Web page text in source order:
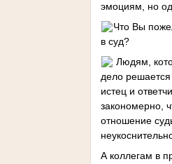
эмоциям, но
Что Вы
в суд?
Людям,
дело
истец и
закономерно,
отношение
А коллегам в